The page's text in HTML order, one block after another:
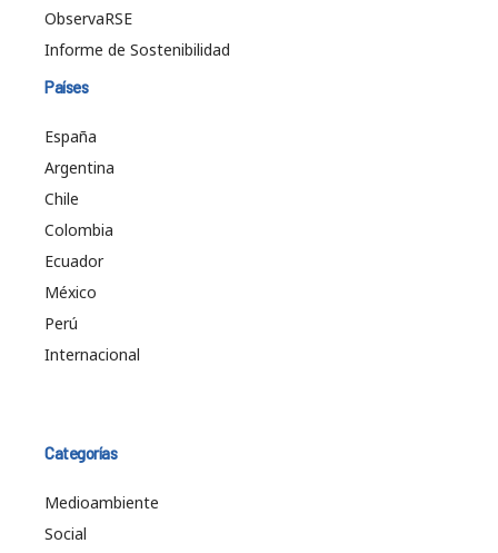
ObservaRSE
Informe de Sostenibilidad
Países
España
Argentina
Chile
Colombia
Ecuador
México
Perú
Internacional
Categorías
Medioambiente
Social